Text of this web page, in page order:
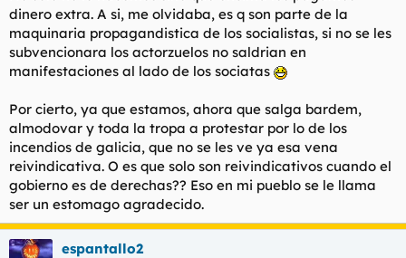
dinero extra. A si, me olvidaba, es q son parte de la
maquinaria propagandistica de los socialistas, si no se les
subvencionara los actorzuelos no saldrian en
manifestaciones al lado de los sociatas
Por cierto, ya que estamos, ahora que salga bardem,
almodovar y toda la tropa a protestar por lo de los
incendios de galicia, que no se les ve ya esa vena
reivindicativa. O es que solo son reivindicativos cuando el
gobierno es de derechas?? Eso en mi pueblo se le llama
ser un estomago agradecido.
espantallo2